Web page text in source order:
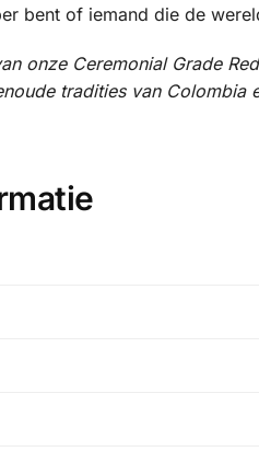
bent of iemand die de
onze Ceremonial Grade
tradities van Colombia